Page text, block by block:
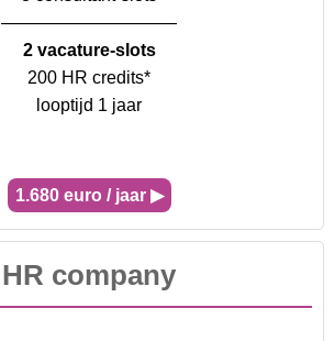
——————————
2 vacature-slots
200 HR credits*
looptijd 1 jaar
1.680 euro / jaar ▶
HR company